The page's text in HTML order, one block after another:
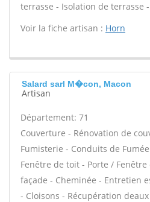
terrasse - Isolation de terrasse -
Voir la fiche artisan : Horn
Salard sarl M�con, Macon
Artisan
Département: 71
Couverture - Rénovation de
Fumisterie - Conduits de
Fenêtre de toit - Porte / Fenêtre
façade - Cheminée - Entretien
- Cloisons - Récupération